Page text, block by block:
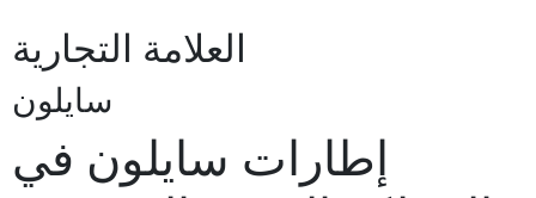
العلامة التجارية
سايلون
إطارات سايلون في